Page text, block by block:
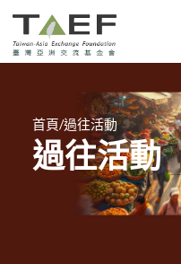
Skip to
TAEF
首頁/過往活動
過往活動